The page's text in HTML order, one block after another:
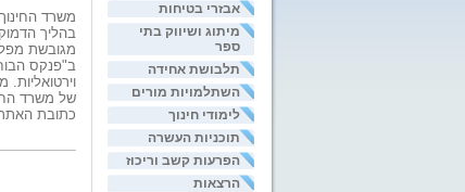
אבזרי בטיחות
מיתוג ושיווק בתי
ספר
תלבושת אחידה
השתלמויות מורים
לימודי חינוך
תוכניות העשרה
הפרעות קשב וריכוז
הרצאות
משרד החינוך
בהליך
מגובשת
ב"פנקס
של משרד
כתובת